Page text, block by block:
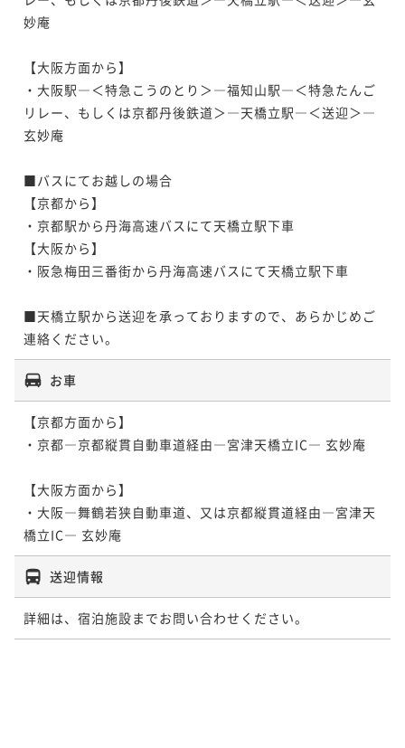
妙庵
【大阪方面から】
・大阪駅―＜特急こうのとり＞―福知山駅―＜特急たんご
リレー、もしくは京都丹後鉄道＞―天橋立駅―＜送迎＞―
玄妙庵
■バスにてお越しの場合
【京都から】
・京都駅から丹海高速バスにて天橋立駅下車
【大阪から】
・阪急梅田三番街から丹海高速バスにて天橋立駅下車
■天橋立駅から送迎を承っておりますので、あらかじめご
連絡ください。
お車
【京都方面から】
・京都―京都縦貫自動車道経由―宮津天橋立IC― 玄妙庵
【大阪方面から】
・大阪―舞鶴若狭自動車道、又は京都縦貫道経由―宮津天
橋立IC― 玄妙庵
送迎情報
詳細は、宿泊施設までお問い合わせください。